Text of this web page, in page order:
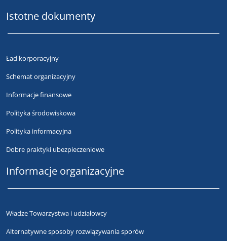
Istotne dokumenty
Ład korporacyjny
Schemat organizacyjny
Informacje finansowe
Polityka środowiskowa
Polityka informacyjna
Dobre praktyki ubezpieczeniowe
Informacje organizacyjne
Władze Towarzystwa i udziałowcy
Alternatywne sposoby rozwiązywania sporów